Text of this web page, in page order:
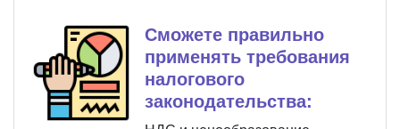
Сможете правильно
применять требования
налогового
законодательства: